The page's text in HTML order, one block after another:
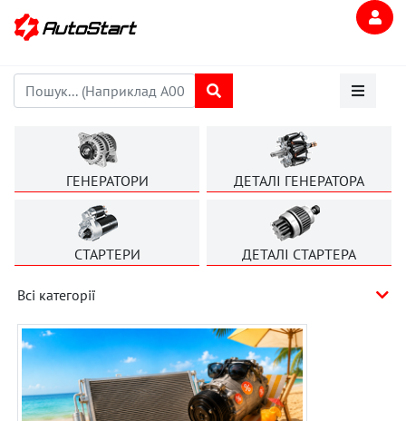
ГЕНЕРАТОРИ ДЕТАЛІ ГЕНЕРАТОРА
СТАРТЕРИ ДЕТАЛІ СТАРТЕРА
Всі категорії